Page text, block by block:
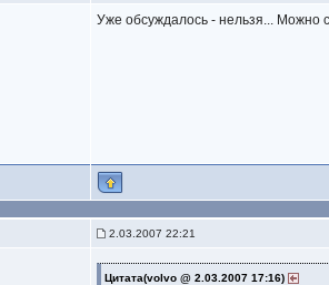
Уже обсуждалось - нельзя... Можно
2.03.2007 22:21
Цитата(volvo @ 2.03.2007 17:16)